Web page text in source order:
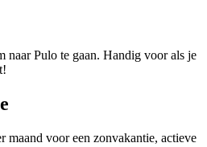
naar Pulo te gaan. Handig voor als je
maand voor een zonvakantie, actieve